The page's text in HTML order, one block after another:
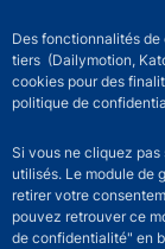
Des fonctionnalités de
tiers (Dailymotion,
cookies pour des
politique de
Si vous ne cliquez
utilisés. Le module de
retirer votre
pouvez retrouver ce
de confidentialité" en
Footer